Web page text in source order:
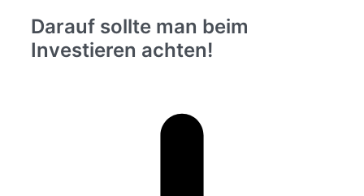
Darauf sollte man beim
Investieren achten!